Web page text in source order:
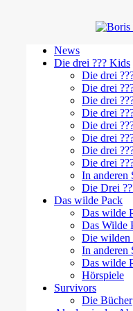
News
Die drei ??? Kids
Die drei
Die drei
Die drei
Die drei
Die drei
Die drei
Die drei
Die drei
In anderen
Die Drei
Das wilde Pack
Das wilde
Das Wilde
Die wilden
In anderen
Das wilde
Hörspiele
Survivors
Die Bücher